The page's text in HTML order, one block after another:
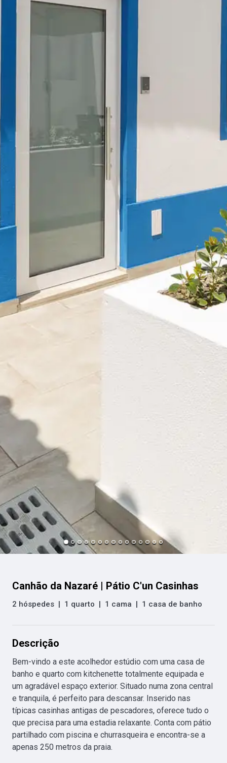
Canhão da Nazaré | Pátio C'un Casinhas
2 hóspedes | 1 quarto | 1 cama | 1 casa de banho
Descrição
Bem-vindo a este acolhedor estúdio com uma casa de
banho e quarto com kitchenette totalmente equipada e
um agradável espaço exterior. Situado numa zona central
e tranquila, é perfeito para descansar. Inserido nas
típicas casinhas antigas de pescadores, oferece tudo o
que precisa para uma estadia relaxante. Conta com pátio
partilhado com piscina e churrasqueira e encontra-se a
apenas 250 metros da praia.